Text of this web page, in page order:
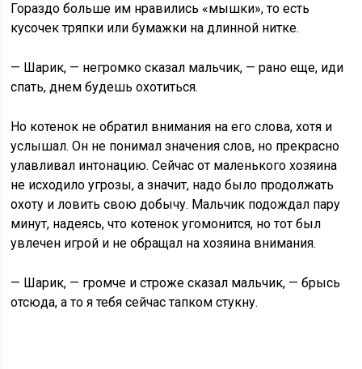
Гораздо больше им нравились «мышки», то есть
кусочек тряпки или бумажки на длинной нитке.
— Шарик, — негромко сказал мальчик, — рано еще, иди
спать, днем будешь охотиться.
Но котенок не обратил внимания на его слова, хотя и
услышал. Он не понимал значения слов, но прекрасно
улавливал интонацию. Сейчас от маленького хозяина
не исходило угрозы, а значит, надо было продолжать
охоту и ловить свою добычу. Мальчик подождал пару
минут, надеясь, что котенок угомонится, но тот был
увлечен игрой и не обращал на хозяина внимания.
— Шарик, — громче и строже сказал мальчик, — брысь
отсюда, а то я тебя сейчас тапком стукну.